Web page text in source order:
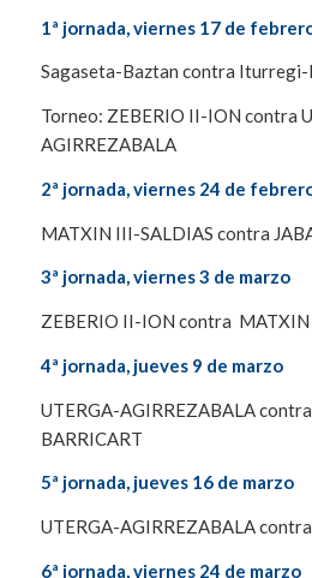
1ª jornada, viernes 17 de
Sagaseta-Baztan contra
Torneo: ZEBERIO II-ION contra
AGIRREZABALA
2ª jornada, viernes 24 de
MATXIN III-SALDIAS contra
3ª jornada, viernes 3 de marzo
ZEBERIO II-ION contra
4ª jornada, jueves 9 de marzo
UTERGA-AGIRREZABALA
BARRICART
5ª jornada, jueves 16 de marzo
UTERGA-AGIRREZABALA
6ª jornada, viernes 24 de marzo